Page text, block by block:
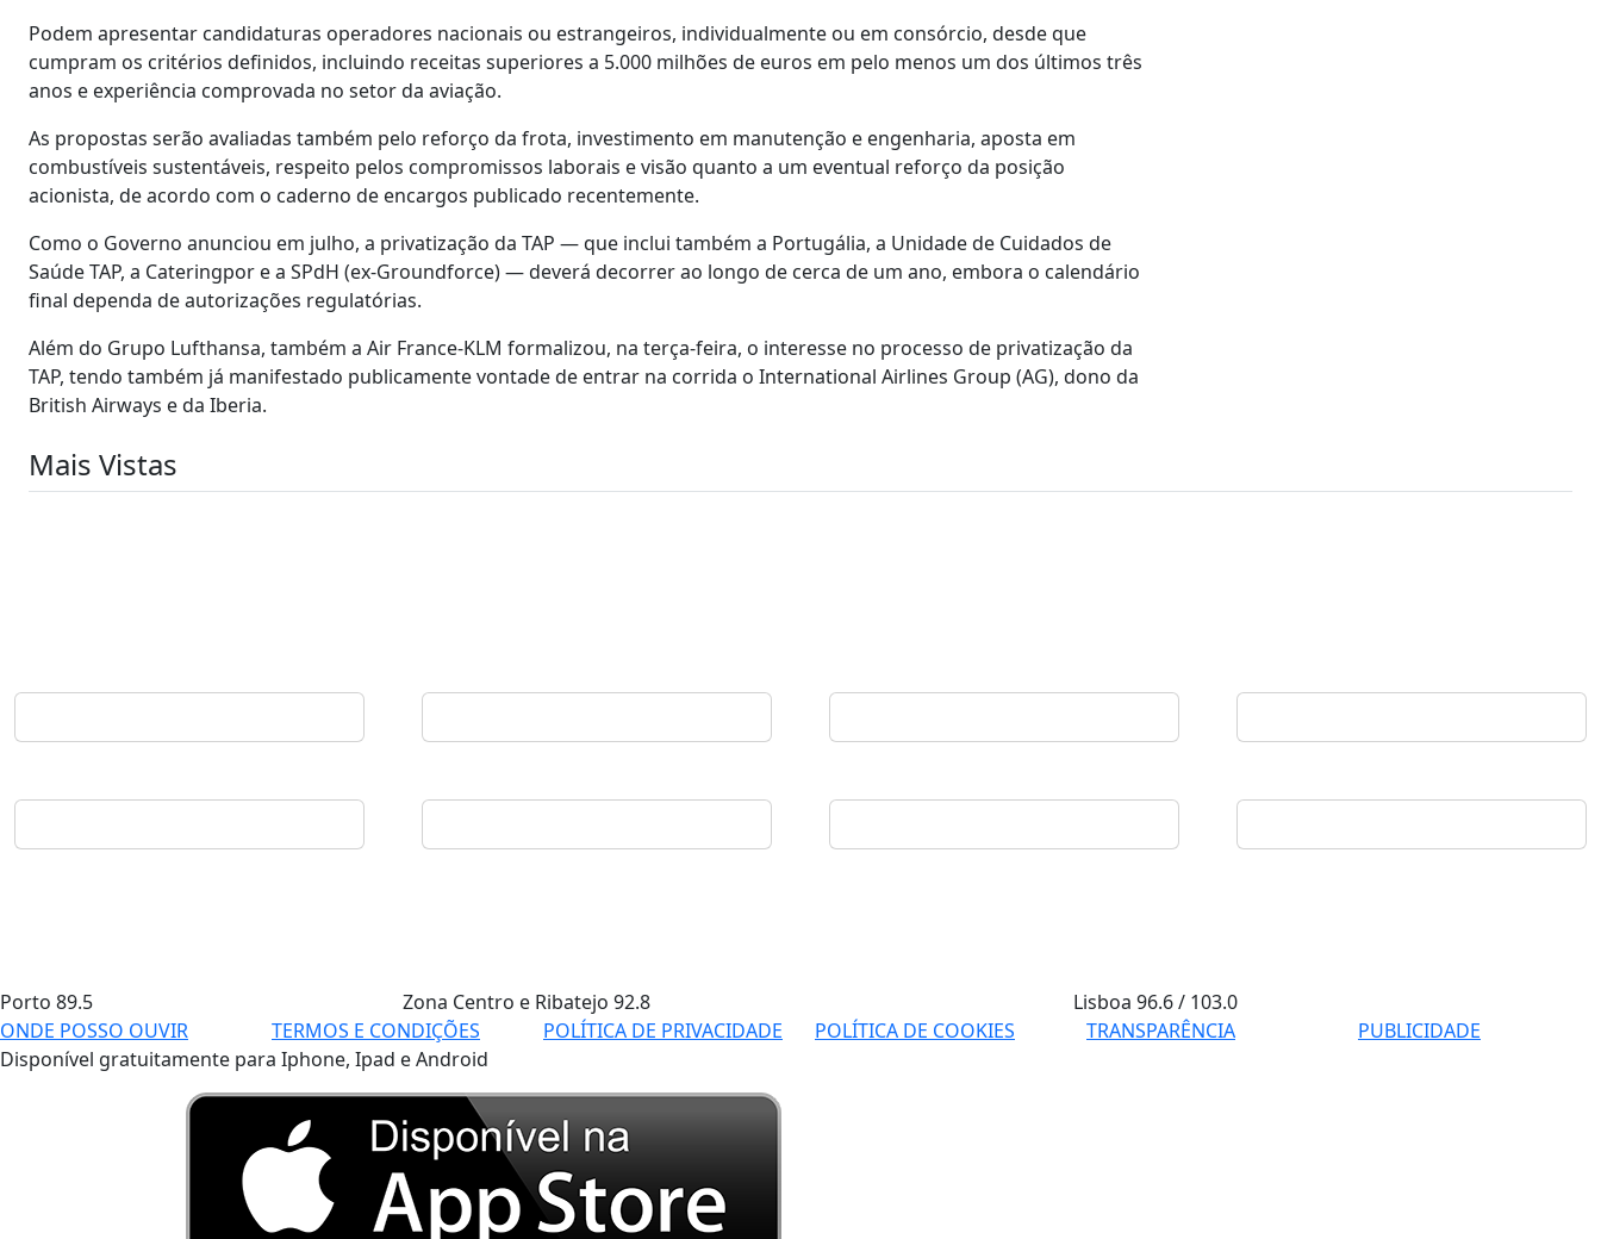
Podem apresentar candidaturas operadores nacionais ou estrangeiros, individualmente ou em consórcio, desde que
cumpram os critérios definidos, incluindo receitas superiores a 5.000 milhões de euros em pelo menos um dos últimos três
anos e experiência comprovada no setor da aviação.
As propostas serão avaliadas também pelo reforço da frota, investimento em manutenção e engenharia, aposta em
combustíveis sustentáveis, respeito pelos compromissos laborais e visão quanto a um eventual reforço da posição
acionista, de acordo com o caderno de encargos publicado recentemente.
Como o Governo anunciou em julho, a privatização da TAP — que inclui também a Portugália, a Unidade de Cuidados de
Saúde TAP, a Cateringpor e a SPdH (ex-Groundforce) — deverá decorrer ao longo de cerca de um ano, embora o calendário
final dependa de autorizações regulatórias.
Além do Grupo Lufthansa, também a Air France-KLM formalizou, na terça-feira, o interesse no processo de privatização da
TAP, tendo também já manifestado publicamente vontade de entrar na corrida o International Airlines Group (AG), dono da
British Airways e da Iberia.
Mais Vistas
Porto 89.5 Zona Centro e Ribatejo 92.8 Lisboa96.6 / 103.0
ONDE POSSO OUVIR
TERMOS E CONDIÇÕES POLÍTICA DE PRIVACIDADE POLÍTICA DE COOKIES TRANSPARÊNCIA
PUBLICIDADE
Disponível gratuitamente para Iphone, Ipad e Android